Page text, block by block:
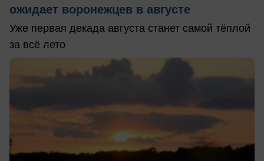
ожидает воронежцев в августе
Уже первая декада августа станет самой тёплой
за всё лето